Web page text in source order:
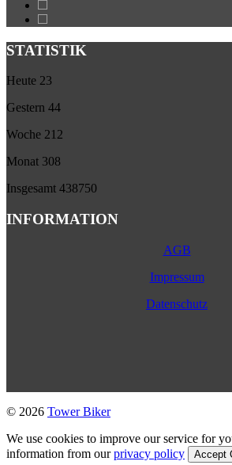
STATISTIK
Heute 23
Gestern 44
Woche 212
Monat 308
Insgesamt 438750
INFORMATION
AGB
Impressum
Datenschutz
© 2026 Tower Biker
We use cookies to improve our service for
information from ourprivacy policy Accept